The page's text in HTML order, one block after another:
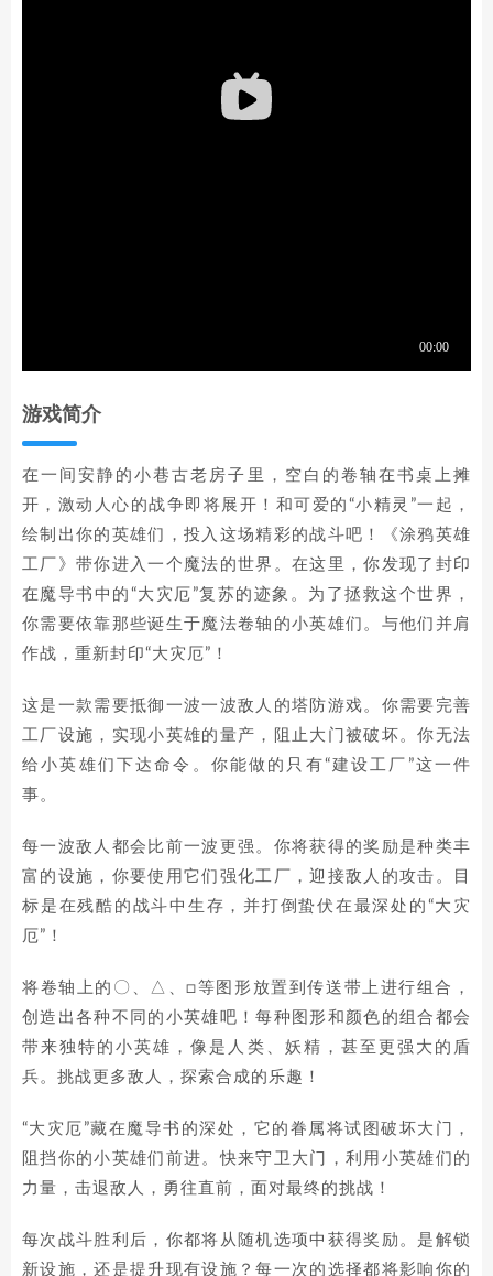
游戏简介
在一间安静的小巷古老房子里，空白的卷轴在书桌上摊
开，激动人心的战争即将展开！和可爱的“小精灵”一起，
绘制出你的英雄们，投入这场精彩的战斗吧！《涂鸦英雄
工厂》带你进入一个魔法的世界。在这里，你发现了封印
在魔导书中的“大灾厄”复苏的迹象。为了拯救这个世界，
你需要依靠那些诞生于魔法卷轴的小英雄们。与他们并肩
作战，重新封印“大灾厄”！
这是一款需要抵御一波一波敌人的塔防游戏。你需要完善
工厂设施，实现小英雄的量产，阻止大门被破坏。你无法
给小英雄们下达命令。你能做的只有“建设工厂”这一件
事。
每一波敌人都会比前一波更强。你将获得的奖励是种类丰
富的设施，你要使用它们强化工厂，迎接敌人的攻击。目
标是在残酷的战斗中生存，并打倒蛰伏在最深处的“大灾
厄”！
将卷轴上的〇、△、□等图形放置到传送带上进行组合，
创造出各种不同的小英雄吧！每种图形和颜色的组合都会
带来独特的小英雄，像是人类、妖精，甚至更强大的盾
兵。挑战更多敌人，探索合成的乐趣！
“大灾厄”藏在魔导书的深处，它的眷属将试图破坏大门，
阻挡你的小英雄们前进。快来守卫大门，利用小英雄们的
力量，击退敌人，勇往直前，面对最终的挑战！
每次战斗胜利后，你都将从随机选项中获得奖励。是解锁
新设施，还是提升现有设施？每一次的选择都将影响你的